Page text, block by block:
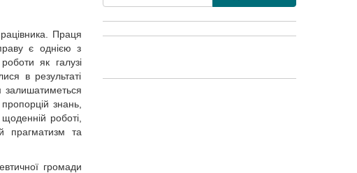
Праця
є однією з
як галузі
в результаті
залишатиметься
знань,
роботі,
прагматизм та
громади